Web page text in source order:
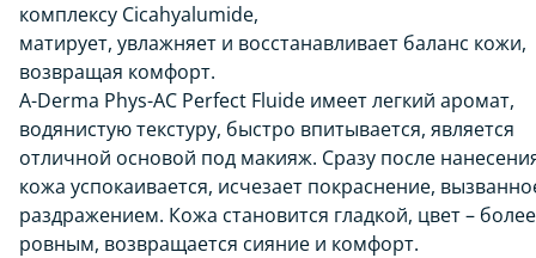
комплексу Cicahyalumide,
матирует, увлажняет и восстанавливает баланс кожи,
возвращая комфорт.
A-Derma Phys-AC Perfect Fluide имеет легкий аромат,
водянистую текстуру, быстро впитывается, является
отличной основой под макияж. Сразу после
кожа успокаивается, исчезает покраснение,
раздражением. Кожа становится гладкой, цвет – более
ровным, возвращается сияние и комфорт.